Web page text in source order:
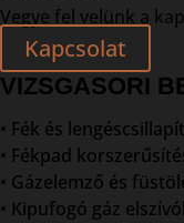
Vegye fel velünk a
Kapcsolat
VIZSGASORI
• Fék és
• Fékpad
• Gázelemző és
• Kipufogó gáz